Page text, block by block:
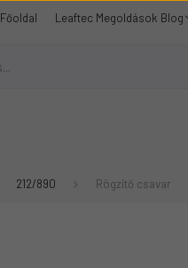
Főoldal Leaftec Megoldások Blog
212/890 Rögzítő csavar